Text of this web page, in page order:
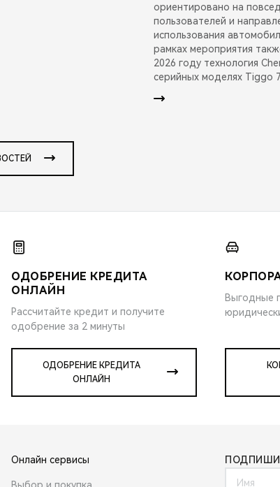
ориентировано на
пользователей и
использования
рамках мероприятия
2026 году технология
серийных моделях Tiggo
ОДОБРЕНИЕ КРЕДИТА
ОНЛАЙН
Рассчитайте кредит и получите
одобрение за 2 минуты
ОДОБРЕНИЕ КРЕДИТА
ОНЛАЙН
Выгодные
Онлайн сервисы
Выбор и покупка